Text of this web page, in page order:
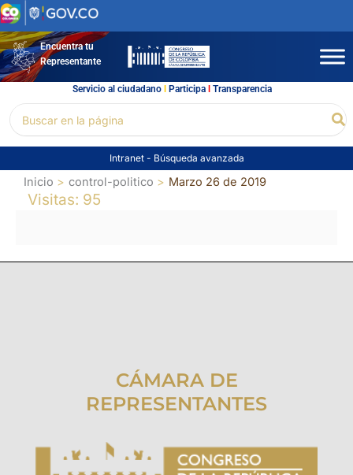
Ir
al
contenidoEncuentra tu
Representante
Servicio al ciudadano l Participal Transparencia
por:
Intranet - Búsqueda avanzada
Inicio control-politico Marzo 26 de 2019
Visitas: 95
CÁMARA DE
REPRESENTANTES